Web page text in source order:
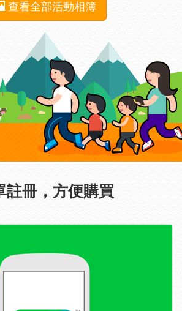
查看全部活動相簿
註冊，方便購買